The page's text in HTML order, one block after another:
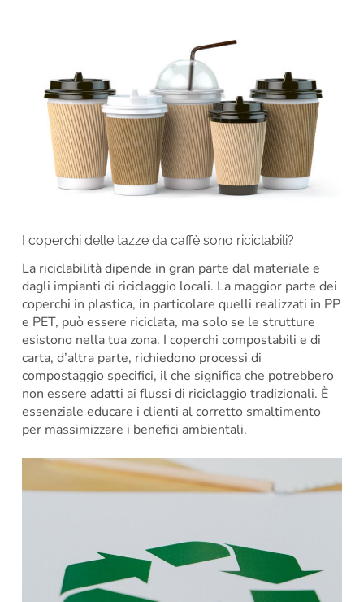
I coperchi delle tazze da caffè sono riciclabili?
La riciclabilità dipende in gran parte dal materiale e
dagli impianti di riciclaggio locali. La maggior parte dei
coperchi in plastica, in particolare quelli realizzati in PP
e PET, può essere riciclata, ma solo se le strutture
esistono nella tua zona. I coperchi compostabili e di
carta, d’altra parte, richiedono processi di
compostaggio specifici, il che significa che potrebbero
non essere adatti ai flussi di riciclaggio tradizionali. È
essenziale educare i clienti al corretto smaltimento
per massimizzare i benefici ambientali.